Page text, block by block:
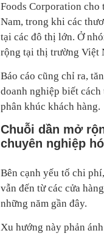
Foods Corporation
Nam, trong khi các
tại các đô thị lớn. Ở
rộng tại thị trường Việt
Báo cáo cũng chỉ ra,
doanh nghiệp biết
phân khúc khách hàng.
Chuỗi dần mở
chuyên nghiệp
Bên cạnh yếu tố chi
vẫn đến từ các cửa
những năm gần đây.
Xu hướng này phản